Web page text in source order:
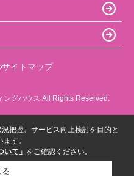
サイトマップ
ングハウス All Rights Reserved.
把握、サービス向上検討を目的と
す。
いて」 をご確認ください。